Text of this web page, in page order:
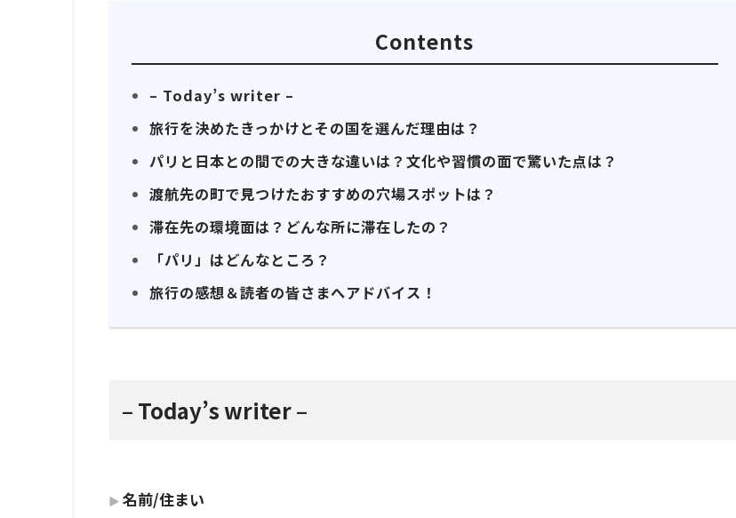
Contents
– Today’s writer –
旅行を決めたきっかけとその国を選んだ理由は？
パリと日本との間での大きな違いは？文化や習慣の面で驚いた点は？
渡航先の町で見つけたおすすめの穴場スポットは？
滞在先の環境面は？どんな所に滞在したの？
「パリ」はどんなところ？
旅行の感想＆読者の皆さまへアドバイス！
– Today’s writer –
名前/住まい